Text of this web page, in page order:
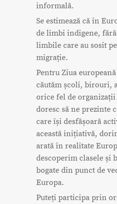
informală.
Se estimează că în
de limbi indigene,
limbile care au sosit
migrație.
Pentru Ziua
căutăm școli, birouri,
orice fel de organizații
doresc să ne prezinte
care își desfășoară
această inițiativă,
arată în realitate
descoperim clasele și
bogate din punct de
Europa.
Puteți participa prin